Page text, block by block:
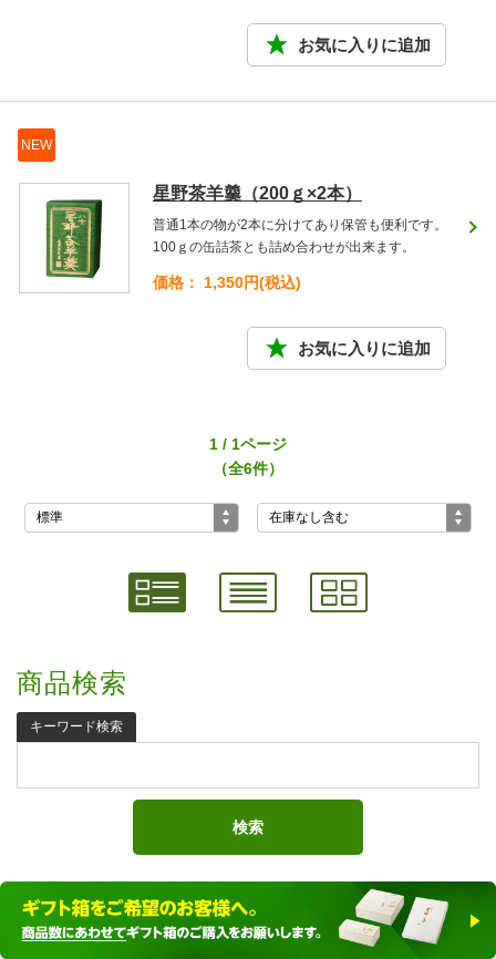
NEW
星野茶羊羹（200ｇ×2本）
普通1本の物が2本に分けてあり保管も便利です。
100ｇの缶詰茶とも詰め合わせが出来ます。
価格： 1,350円(税込)
1 / 1ページ
（全6件）
商品検索
キーワード検索